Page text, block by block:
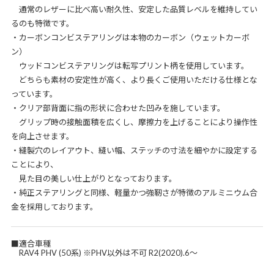
通常のレザーに比べ高い耐久性、安定した品質レベルを維持してい
るのも特徴です。
・カーボンコンビステアリングは本物のカーボン（ウェットカーボ
ン）
ウッドコンビステアリングは転写プリント柄を使用しています。
どちらも素材の安定性が高く、より長くご使用いただける仕様とな
っています。
・クリア部背面に指の形状に合わせた凹みを施しています。
グリップ時の接触面積を広くし、摩擦力を上げることにより操作性
を向上させます。
・縫製穴のレイアウト、縫い幅、ステッチの寸法を細やかに設定する
ことにより、
見た目の美しい仕上がりとなっております。
・純正ステアリングと同様、軽量かつ強靭さが特徴のアルミニウム合
金を採用しております。
■適合車種
RAV4 PHV (50系) ※PHV以外は不可 R2(2020).6～